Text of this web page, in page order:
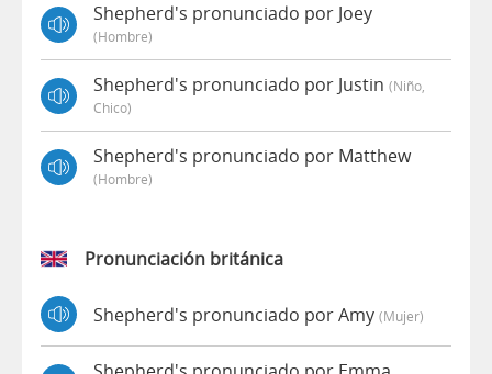
Shepherd's pronunciado por Joey
(hombre)
Shepherd's pronunciado por Justin (niño,
Chico)
Shepherd's pronunciado por Matthew
(hombre)
Pronunciación británica
Shepherd's pronunciado por Amy (mujer)